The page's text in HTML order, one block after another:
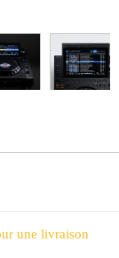
une livraison